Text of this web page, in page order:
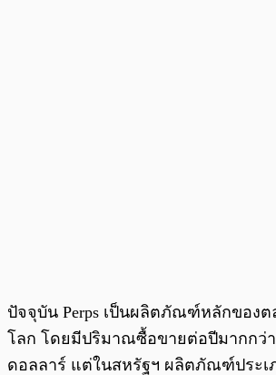
ปัจจุบัน Perps เป็นผลิตภัณฑ์หลักของ
โลก โดยมีปริมาณซื้อขายต่อปีมากกว่
ดอลลาร์ แต่ในสหรัฐฯ ผลิตภัณฑ์ประ